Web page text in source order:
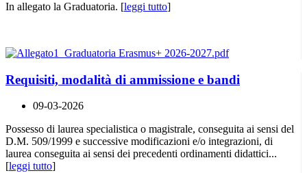
In allegato la Graduatoria. [leggi tutto]
Requisiti, modalità di ammissione e bandi
09-03-2026
Possesso di laurea specialistica o magistrale, conseguita ai sensi del
D.M. 509/1999 e successive modificazioni e/o integrazioni, di
laurea conseguita ai sensi dei precedenti ordinamenti didattici...
[leggi tutto]